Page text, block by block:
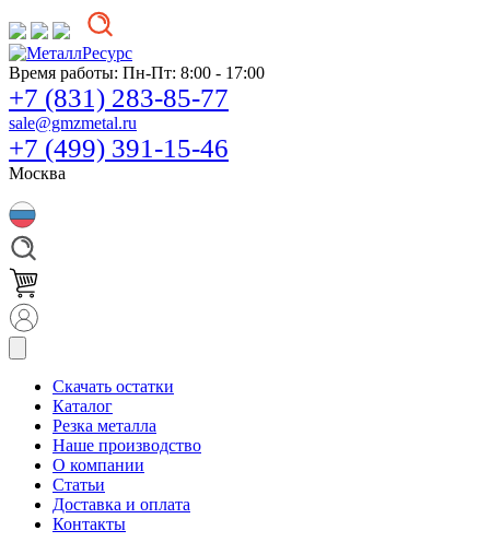
Время работы: Пн-Пт: 8:00 - 17:00
+7 (831) 283-85-77
sale@gmzmetal.ru
+7 (499) 391-15-46
Москва
Скачать остатки
Каталог
Резка металла
Наше производство
О компании
Статьи
Доставка и оплата
Контакты